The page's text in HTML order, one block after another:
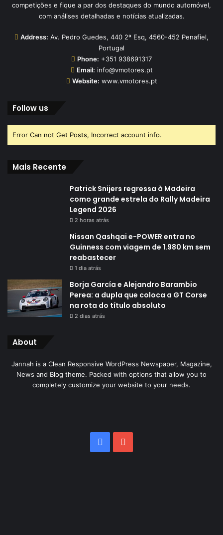
competições e fique a par dos destaques do mundo automóvel,
com análises detalhadas e notícias atualizadas.
Address: Av. Pedro Guedes, 440 2º Esq, 4560-452 Penafiel,
Portugal
Phone: +351 938691317
Email: info@vmotores.pt
Website: www.vmotores.pt
Follow us
Error Can not Get Posts, Incorrect account info.
Mais Recente
Patrick Snijers regressa à Madeira
como grande estrela do Rally Madeira
Legend 2026
2 horas atrás
Nissan Qashqai e-POWER entra no
Guinness com viagem de 1.980 km sem
reabastecer
1 dia atrás
Borja García e Alejandro Barambio
Perea: a dupla que coloca a GT Corse
na rota do título absoluto
2 dias atrás
About
Jannah is a Clean Responsive WordPress Newspaper, Magazine,
News and Blog theme. Packed with options that allow you to
completely customize your website to your needs.
Facebook